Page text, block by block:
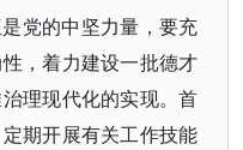
党的中坚力量，要充
，着力建设一批德才
理现代化的实现。首
期开展有关工作技能